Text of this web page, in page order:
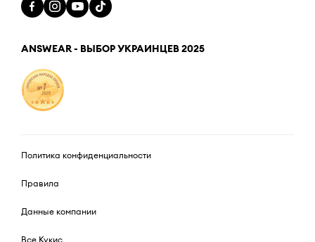
ANSWEAR - ВЫБОР УКРАИНЦЕВ 2025
Политика конфиденциальности
Правила
Данные компании
Все Кукис